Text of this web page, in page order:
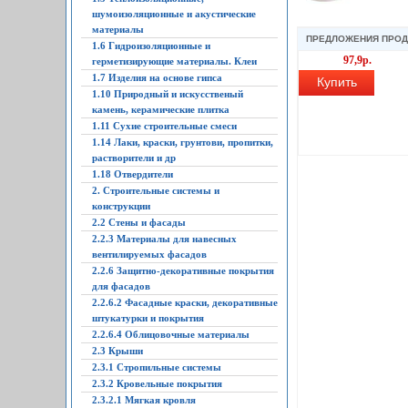
шумоизоляционные и акустические
материалы
1.6 Гидроизоляционные и
герметизирующие материалы. Клеи
1.7 Изделия на основе гипса
1.10 Природный и искусственый
камень, керамические плитка
1.11 Сухие строительные смеси
1.14 Лаки, краски, грунтови, пропитки,
растворители и др
1.18 Отвердители
2. Строительные системы и
конструкции
2.2 Стены и фасады
2.2.3 Материалы для навесных
вентилируемых фасадов
2.2.6 Защитно-декоративные покрытия
для фасадов
2.2.6.2 Фасадные краски, декоративные
штукатурки и покрытия
2.2.6.4 Облицовочные материалы
2.3 Крыши
2.3.1 Стропильные системы
2.3.2 Кровельные покрытия
2.3.2.1 Мягкая кровля
ПРЕДЛОЖЕНИЯ
97,9р.
Купить